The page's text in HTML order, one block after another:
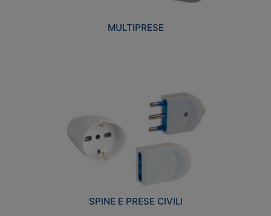
MULTIPRESE
SPINE E PRESE CIVILI